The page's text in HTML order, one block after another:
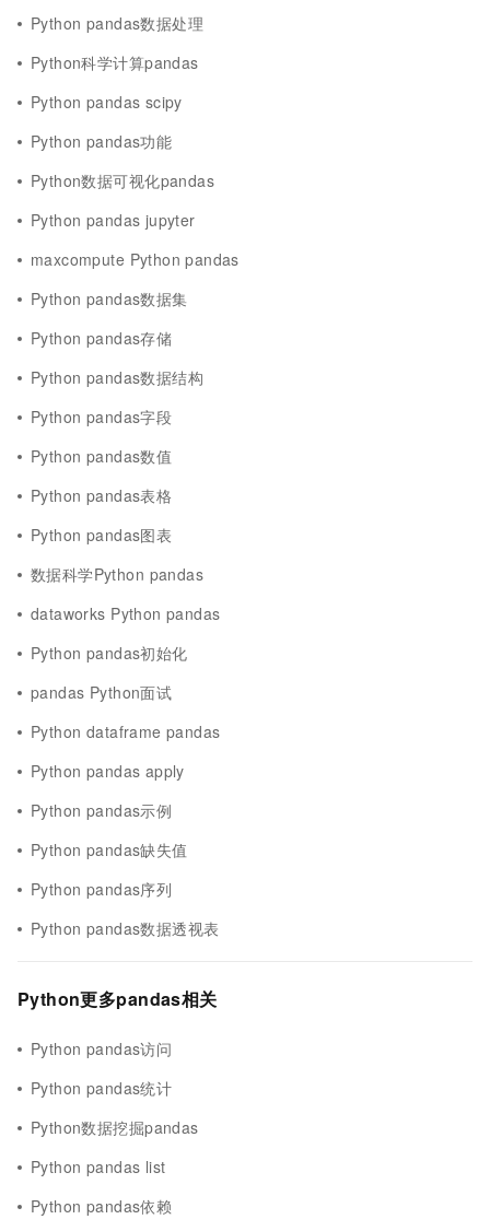
Python pandas数据处理
Python科学计算pandas
Python pandas scipy
Python pandas功能
Python数据可视化pandas
Python pandas jupyter
maxcompute Python pandas
Python pandas数据集
Python pandas存储
Python pandas数据结构
Python pandas字段
Python pandas数值
Python pandas表格
Python pandas图表
数据科学Python pandas
dataworks Python pandas
Python pandas初始化
pandas Python面试
Python dataframe pandas
Python pandas apply
Python pandas示例
Python pandas缺失值
Python pandas序列
Python pandas数据透视表
Python更多pandas相关
Python pandas访问
Python pandas统计
Python数据挖掘pandas
Python pandas list
Python pandas依赖